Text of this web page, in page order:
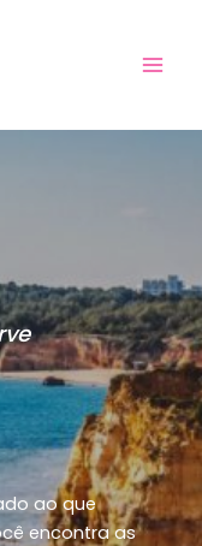
ao que
encontra as